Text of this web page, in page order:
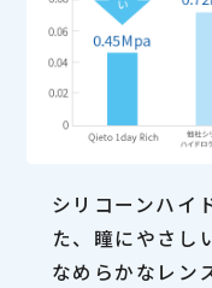
シリコーンハイ
た、瞳にやさし
なめらかなレン